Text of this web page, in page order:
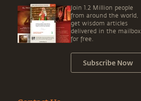
Join 1.2 Million people
from around the world,
get wisdom articles
delivered in the mailbox
for free.
Subscribe Now